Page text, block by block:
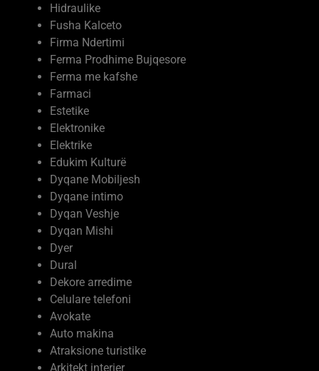
Fusha Kalceto
Firma Ndertimi
Ferma Prodhime Bujqesore
Ferma me kafshe
Farmaci
Estetike
Elektronike
Elektrike
Edukim Kulturë
Dyqane Mobiljesh
Dyqane intimo
Dyqan Veshje
Dyqan Mishi
Dyer
Dural
Dekore arredime
Celulare telefoni
Avokate
Auto makina
Atraksione turistike
Arkitekt interier
Argëtimi